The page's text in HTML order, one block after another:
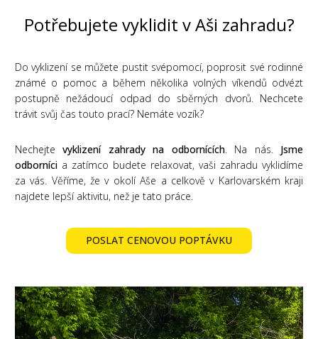
Potřebujete vyklidit v Aši zahradu?
Do vyklizení se můžete pustit svépomocí, poprosit své rodinné
známé o pomoc a během několika volných víkendů odvézt
postupně nežádoucí odpad do sběrných dvorů. Nechcete
trávit svůj čas touto prací? Nemáte vozík?
Nechejtevyklizení zahrady na odbornících. Na nás. Jsme
odborníci a zatímco budete relaxovat, vaši zahradu vyklidíme
za vás. Věříme, že v okolí Aše a celkově v Karlovarském kraji
najdete lepší aktivitu, než je tato práce.
POSLAT CENOVOU POPTÁVKU